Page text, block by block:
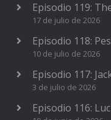
Episodio 119:
17 de julio de 2026
Episodio 118:
10 de julio de 2026
Episodio 117:
3 de julio de 2026
Episodio 116: